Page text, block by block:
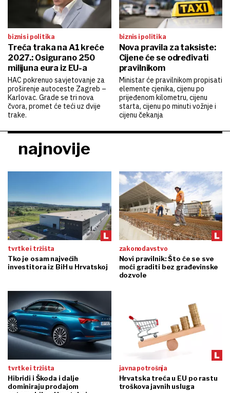
biznis i politika
Treća traka na A1 kreće
2027.: Osigurano 250
milijuna eura iz EU-a
HAC pokrenuo savjetovanje za
proširenje autoceste Zagreb –
Karlovac. Grade se tri nova
čvora, promet će teći uz dvije
trake.
biznis i politika
Nova pravila za taksiste:
Cijene će se određivati
pravilnikom
Ministar će pravilnikom propisati
elemente cjenika, cijenu po
prijeđenom kilometru, cijenu
starta, cijenu po minuti vožnje i
cijenu čekanja
najnovije
tvrtke i tržišta
Tko je osam najvećih
investitora iz BiH u Hrvatskoj
zakonodavstvo
Novi pravilnik: Što će se sve
moći graditi bez građevinske
dozvole
tvrtke i tržišta
Hibridi i Škoda i dalje
dominiraju prodajom
javna potrošnja
Hrvatska treća u EU po rastu
troškova javnih usluga